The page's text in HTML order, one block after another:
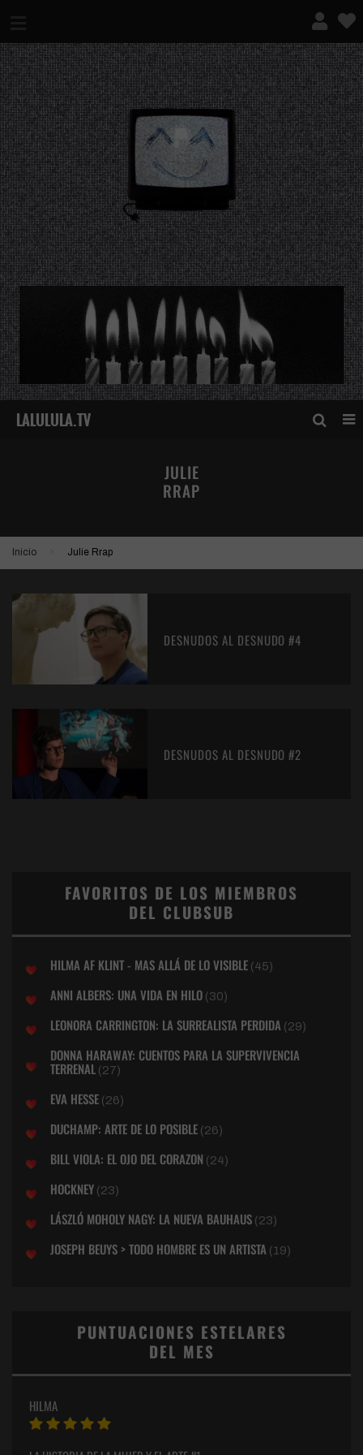
¿QUÉ ES ESTO?
JULIE
RRAP
Inicio Julie Rrap
DESNUDOS AL DESNUDO #4
DESNUDOS AL DESNUDO #2
FAVORITOS DE LOS MIEMBROS
DEL CLUBSUB
HILMA AF KLINT - MAS ALLÁ DE LO VISIBLE (45)
ANNI ALBERS: UNA VIDA EN HILO (30)
LEONORA CARRINGTON: LA SURREALISTA PERDIDA (29)
DONNA HARAWAY: CUENTOS PARA LA SUPERVIVENCIA
TERRENAL (27)
EVA HESSE (26)
DUCHAMP: ARTE DE LO POSIBLE (26)
BILL VIOLA: EL OJO DEL CORAZON (24)
HOCKNEY (23)
LÁSZLÓ MOHOLY NAGY: LA NUEVA BAUHAUS (23)
JOSEPH BEUYS > TODO HOMBRE ES UN ARTISTA (19)
PUNTUACIONES ESTELARES
DEL MES
HILMA